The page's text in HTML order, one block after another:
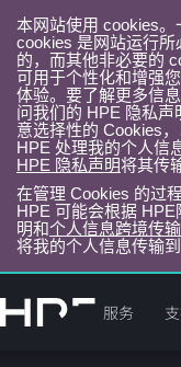
本网站使用 cookies。
cookies 是网站运行所
的，而其他非必要的
可用于个性化和增强
体验。要了解更多信
问我们的 HPE 隐私声
意选择性的 Cookies
HPE 处理我的个人信
HPE 隐私声明将其传
在管理 Cookies 的过程
HPE 可能会根据 HPE
明和个人信息跨境传
将我的个人信息传输
转
到
产品 服务